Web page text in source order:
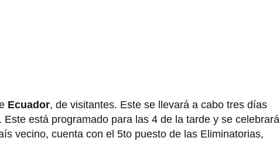
Ecuador, de visitantes. Este se llevará a cabo tres días
está programado para las 4 de la tarde y se celebrará
vecino, cuenta con el 5to puesto de las Eliminatorias,